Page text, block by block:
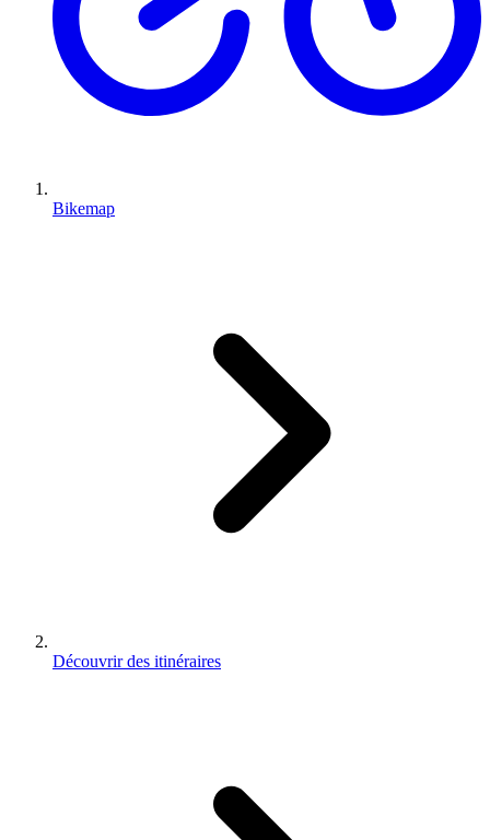
Bikemap
Découvrir des itinéraires